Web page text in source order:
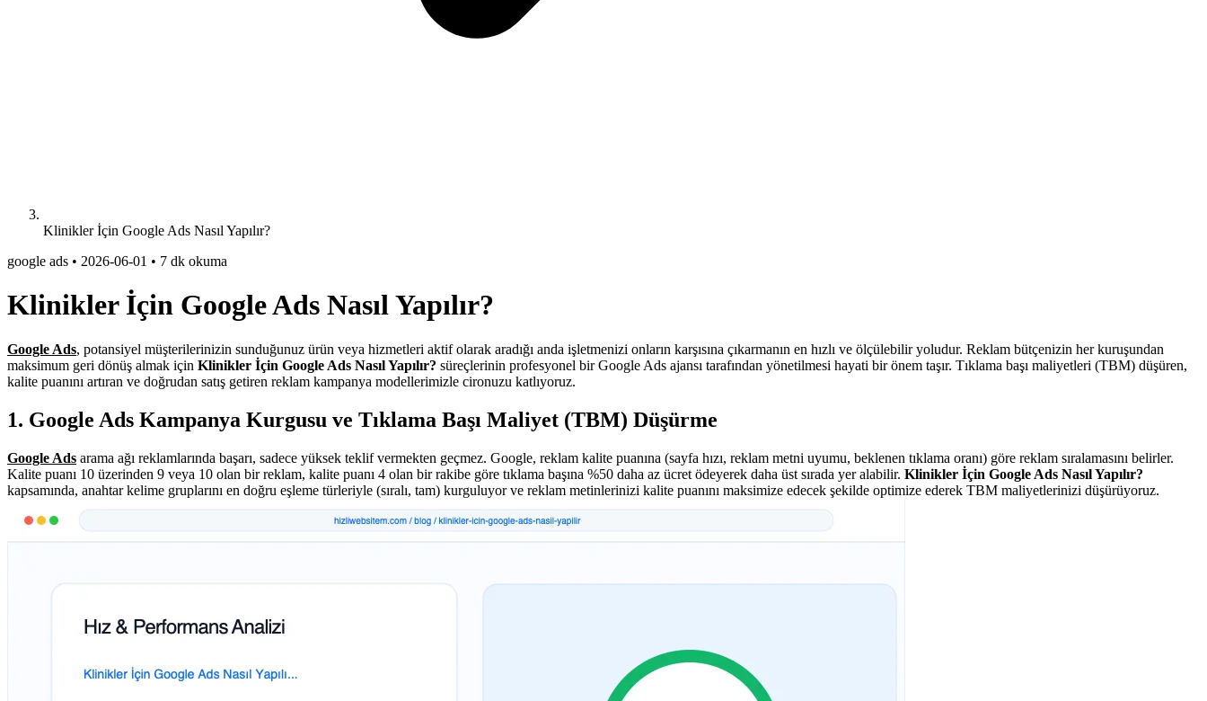
Klinikler İçin Google Ads Nasıl Yapılır?
google ads • 2026-06-01 • 7 dk okuma
Klinikler İçin Google Ads Nasıl Yapılır?
Google Ads, potansiyel müşterilerinizin sunduğunuz ürün veya hizmetleri aktif olarak aradığı anda işletmenizi onların karşısına çıkarmanın en hızlı ve ölçülebilir yoludur. Reklam bütçenizin her kuruşundan
maksimum geri dönüş almak için Klinikler İçin Google Ads Nasıl Yapılır? süreçlerinin profesyonel bir Google Ads ajansı tarafından yönetilmesi hayati bir önem taşır. Tıklama başı maliyetleri (TBM) düşüren,
kalite puanını artıran ve doğrudan satış getiren reklam kampanya modellerimizle cironuzu katlıyoruz.
1. Google Ads Kampanya Kurgusu ve Tıklama Başı Maliyet (TBM) Düşürme
Google Ads arama ağı reklamlarında başarı, sadece yüksek teklif vermekten geçmez. Google, reklam kalite puanına (sayfa hızı, reklam metni uyumu, beklenen tıklama oranı) göre reklam sıralamasını belirler.
Kalite puanı 10 üzerinden 9 veya 10 olan bir reklam, kalite puanı 4 olan bir rakibe göre tıklama başına %50 daha az ücret ödeyerek daha üst sırada yer alabilir. Klinikler İçin Google Ads Nasıl Yapılır?
kapsamında, anahtar kelime gruplarını en doğru eşleme türleriyle (sıralı, tam) kurguluyor ve reklam metinlerinizi kalite puanını maksimize edecek şekilde optimize ederek TBM maliyetlerinizi düşürüyoruz.